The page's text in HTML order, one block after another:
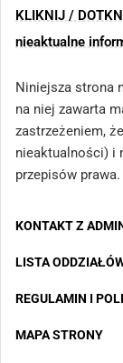
KLIKNIJ /
nieaktualne
Niniejsza strona
na niej zawarta
zastrzeżeniem,
nieaktualności) i
przepisów prawa.
KONTAKT Z
LISTA
REGULAMIN I
MAPA STRONY